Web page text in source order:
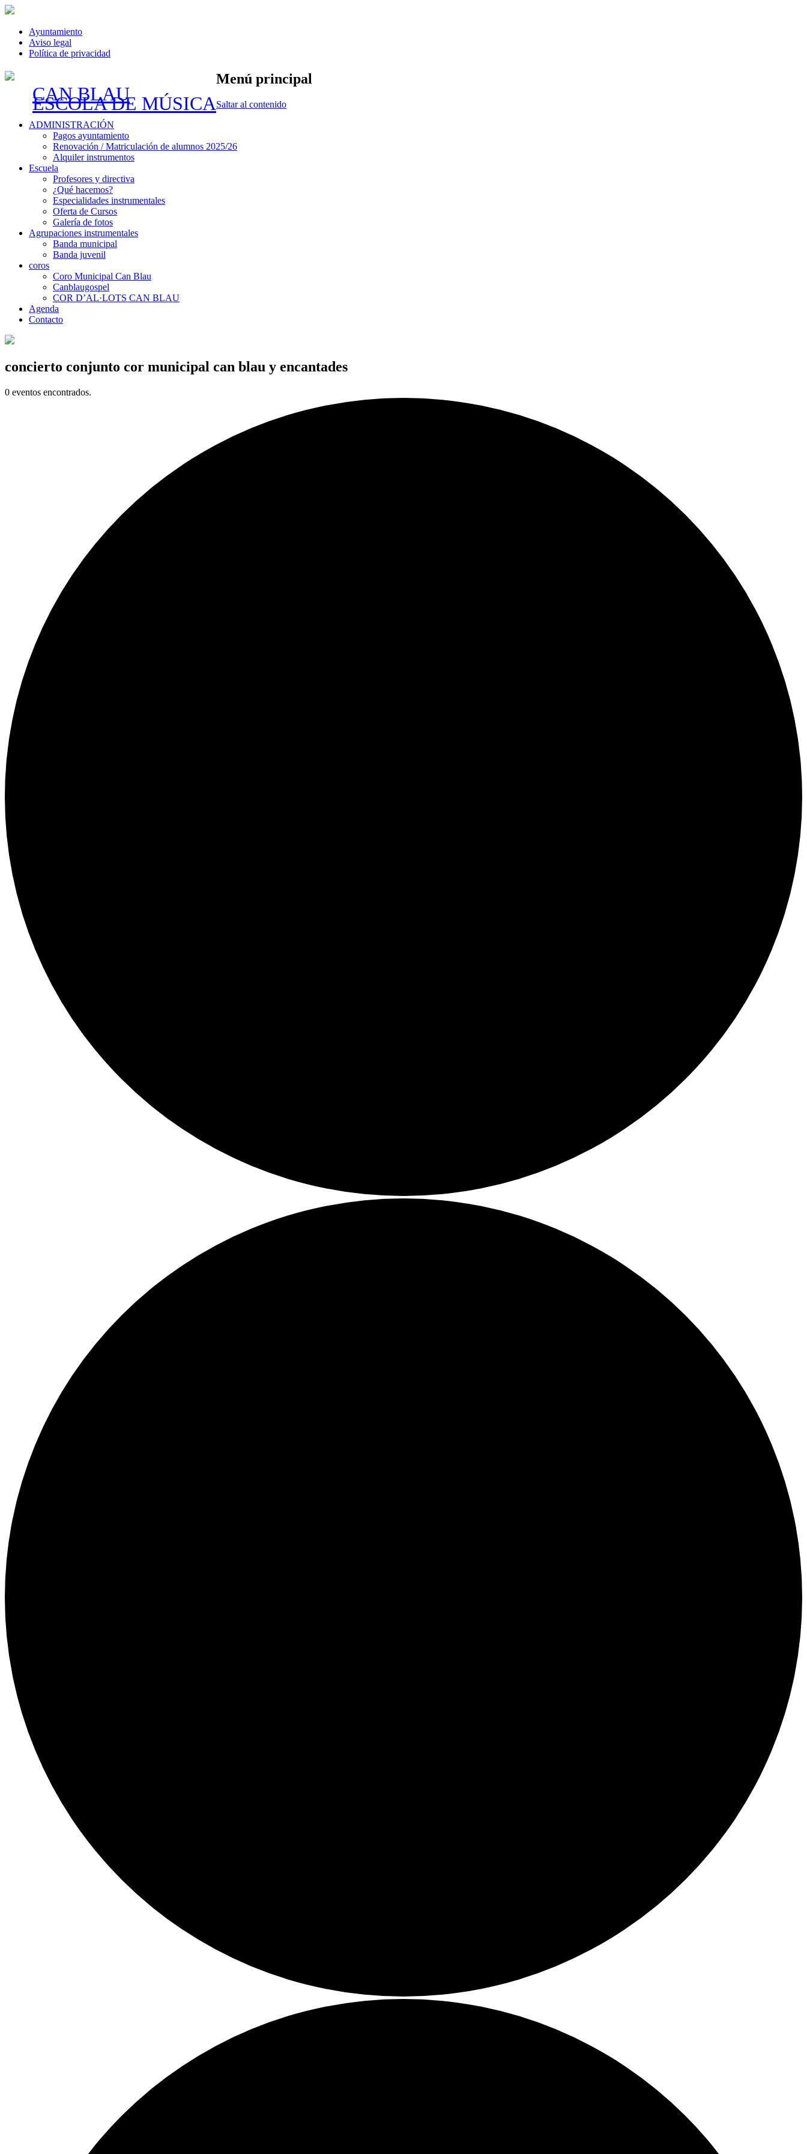
Ayuntamiento
Aviso legal
Política de privacidad
CAN BLAU
ESCOLA DE MÚSICA
Menú principal
Saltar al contenido
ADMINISTRACIÓN
Pagos ayuntamiento
Renovación / Matriculación de alumnos 2025/26
Alquiler instrumentos
Escuela
Profesores y directiva
¿Qué hacemos?
Especialidades instrumentales
Oferta de Cursos
Galería de fotos
Agrupaciones instrumentales
Banda municipal
Banda juvenil
coros
Coro Municipal Can Blau
Canblaugospel
COR D’AL·LOTS CAN BLAU
Agenda
Contacto
concierto conjunto cor municipal can blau y encantades
0 eventos encontrados.